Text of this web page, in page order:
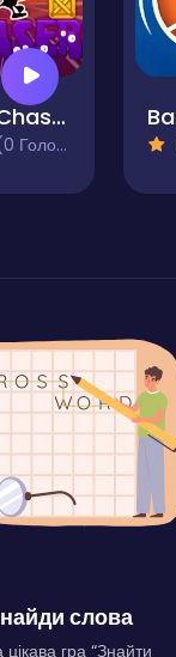
The Chaser
слова
гра “Знайти